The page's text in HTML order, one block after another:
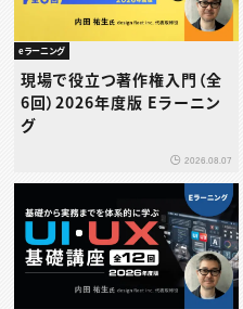
eラーニング
現場で役立つ著作権入門（全
6回）2026年度版 Eラーニン
グ
2026.08.07